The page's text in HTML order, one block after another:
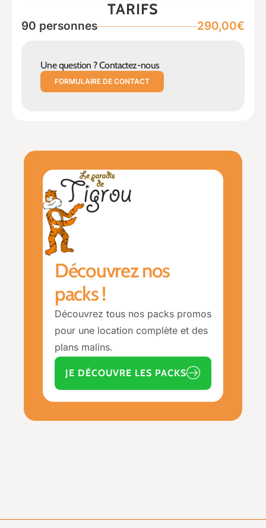
TARIFS
90 personnes 290,00€
Une question ? Contactez-nous
FORMULAIRE DE CONTACT
Découvrez nos
packs !
Découvrez tous nos packs promos
pour une location complète et des
plans malins.
JE DÉCOUVRE LES PACKS